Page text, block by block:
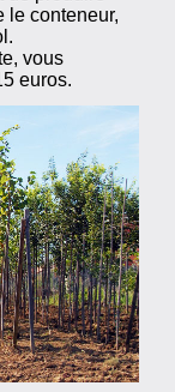
le conteneur,
vous
euros.